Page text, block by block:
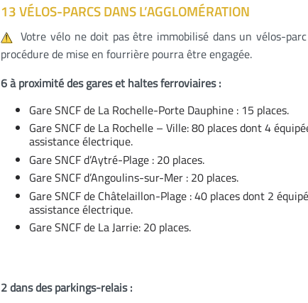
13 VÉLOS-PARCS DANS L’AGGLOMÉRATION
Votre vélo ne doit pas être immobilisé dans un vélos-
procédure de mise en fourrière pourra être engagée.
6 à proximité des gares et haltes ferroviaires :
Gare SNCF de La Rochelle-Porte Dauphine : 15 places.
Gare SNCF de La Rochelle – Ville: 80 places dont 4
assistance électrique.
Gare SNCF d’Aytré-Plage : 20 places.
Gare SNCF d’Angoulins-sur-Mer : 20 places.
Gare SNCF de Châtelaillon-Plage : 40 places dont 2
assistance électrique.
Gare SNCF de La Jarrie: 20 places.
2 dans des parkings-relais :